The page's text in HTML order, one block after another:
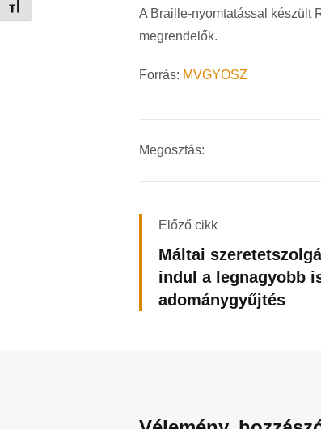
Betűméret váltása
A Braille-nyomtatással készült
megrendelők.
Forrás: MVGYOSZ
Megosztás:
Előző cikk
Máltai
indul a legnagyobb
adománygyűjtés